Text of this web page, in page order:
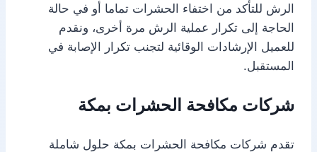
الرش للتأكد من اختفاء الحشرات تماما أو في حالة
الحاجة إلى تكرار عملية الرش مرة أخرى، ونقدم
للعميل الإرشادات الوقائية لتجنب تكرار الإصابة في
المستقبل.
شركات مكافحة الحشرات بمكة
تقدم شركات مكافحة الحشرات بمكة حلول شاملة